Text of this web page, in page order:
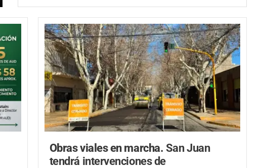
Obras viales en marcha. San Juan
tendrá intervenciones de